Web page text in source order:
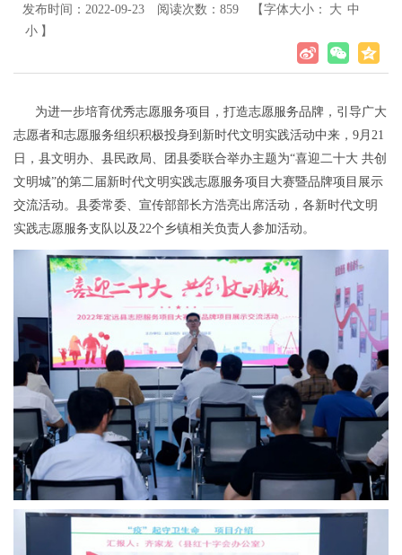
发布时间：2022-09-23 阅读次数： 859 【字体大小： 大 中
小 】
为进一步培育优秀志愿服务项目，打造志愿服务品牌，引导广大
志愿者和志愿服务组织积极投身到新时代文明实践活动中来，9月21
日，县文明办、县民政局、团县委联合举办主题为“喜迎二十大 共创
文明城”的第二届新时代文明实践志愿服务项目大赛暨品牌项目展示
交流活动。县委常委、宣传部部长方浩亮出席活动，各新时代文明
实践志愿服务支队以及22个乡镇相关负责人参加活动。